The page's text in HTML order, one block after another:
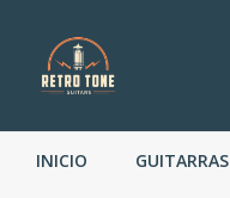
INICIO GUITARRAS